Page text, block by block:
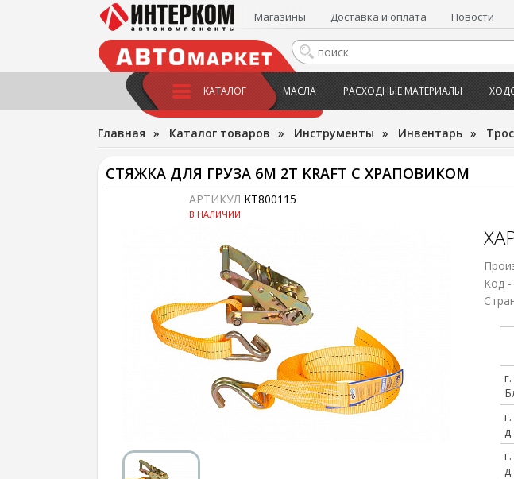
Магазины Доставка и оплата Новости
КАТАЛОГ МАСЛА РАСХОДНЫЕ МАТЕРИАЛЫ
Главная » Каталог товаров » Инструменты » Инвентарь »
СТЯЖКА ДЛЯ ГРУЗА 6М 2Т KRAFT С ХРАПОВИКОМ
АРТИКУЛ KT800115
В НАЛИЧИИ
Код -